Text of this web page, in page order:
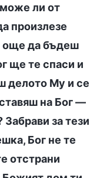
може ли от
произлезе
още да бъдеш
ще те спаси и
делото Му и се
на Бог —
за тези
Бог не те
отстрани